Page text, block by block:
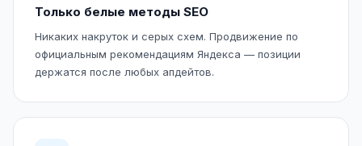
Только белые методы SEO
Никаких накруток и серых схем. Продвижение по
официальным рекомендациям Яндекса — позиции
держатся после любых апдейтов.